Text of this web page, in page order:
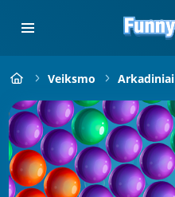
Veiksmo Arkadiniai